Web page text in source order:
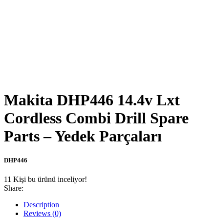
Makita DHP446 14.4v Lxt
Cordless Combi Drill Spare
Parts – Yedek Parçaları
DHP446
11 Kişi bu ürünü inceliyor!
Share:
Description
Reviews (0)